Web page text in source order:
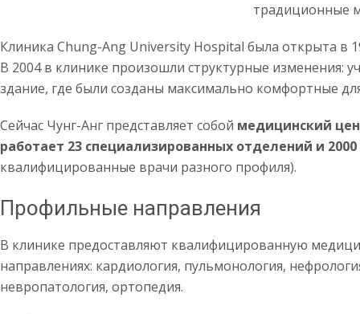
традиционные
Клиника Chung-Ang University Hospital была открыта в
В 2004 в клинике произошли структурные изменения:
здание, где были созданы максимально комфортные
Сейчас Чунг-Анг представляет собой медицинский
работает 23 специализированных отделений и
квалифицированные врачи разного профиля).
Профильные направления
В клинике предоставляют квалифицированную
направлениях: кардиология, пульмонология,
невропатология, ортопедия.